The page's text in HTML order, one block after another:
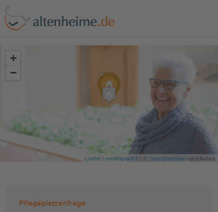
+
−
Leaflet | meetingswitch | ©OpenStreetMapcontributors
Pflegeplatzanfrage